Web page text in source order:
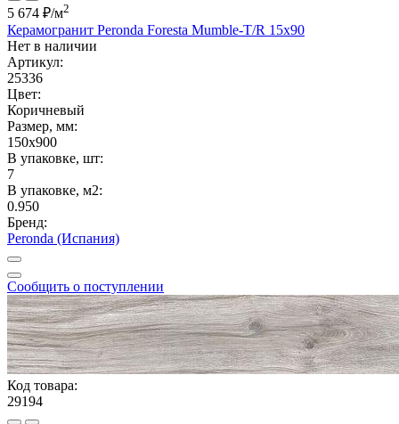
5 674 ₽/м2
Керамогранит Peronda Foresta Mumble-Т/R 15x90
Нет в наличии
Артикул:
25336
Цвет:
Коричневый
Размер, мм:
150x900
В упаковке, шт:
7
В упаковке, м2:
0.950
Бренд:
Peronda (Испания)
Сообщить о поступлении
Код товара:
29194